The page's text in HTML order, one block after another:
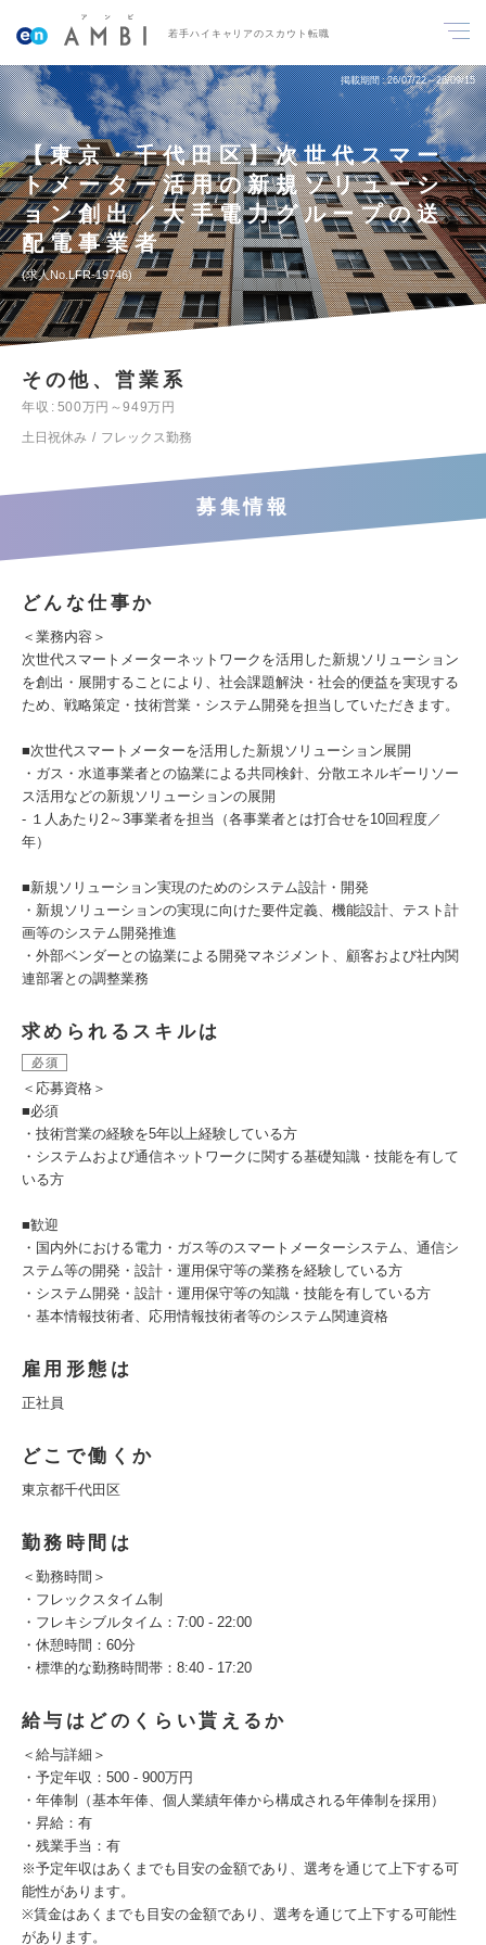
若手ハイキャリアのスカウト転職
掲載期間 26/07/22～26/09/15
【東京・千代田区】次世代スマー
トメーター活用の新規ソリューシ
ョン創出／大手電力グループの送
配電事業者
求人No.LFR-19746
その他、営業系
年収
500万円～949万円
土日祝休み
フレックス勤務
募集情報
どんな仕事か
＜業務内容＞
次世代スマートメーターネットワークを活用した新規ソリューション
を創出・展開することにより、社会課題解決・社会的便益を実現する
ため、戦略策定・技術営業・システム開発を担当していただきます。
■次世代スマートメーターを活用した新規ソリューション展開
・ガス・水道事業者との協業による共同検針、分散エネルギーリソー
ス活用などの新規ソリューションの展開
- １人あたり2～3事業者を担当（各事業者とは打合せを10回程度／
年）
■新規ソリューション実現のためのシステム設計・開発
・新規ソリューションの実現に向けた要件定義、機能設計、テスト計
画等のシステム開発推進
・外部ベンダーとの協業による開発マネジメント、顧客および社内関
連部署との調整業務
求められるスキルは
必須
＜応募資格＞
■必須
・技術営業の経験を5年以上経験している方
・システムおよび通信ネットワークに関する基礎知識・技能を有して
いる方
■歓迎
・国内外における電力・ガス等のスマートメーターシステム、通信シ
ステム等の開発・設計・運用保守等の業務を経験している方
・システム開発・設計・運用保守等の知識・技能を有している方
・基本情報技術者、応用情報技術者等のシステム関連資格
雇用形態は
正社員
どこで働くか
東京都千代田区
勤務時間は
＜勤務時間＞
・フレックスタイム制
・フレキシブルタイム：7:00 - 22:00
・休憩時間：60分
・標準的な勤務時間帯：8:40 - 17:20
給与はどのくらい貰えるか
＜給与詳細＞
・予定年収：500 - 900万円
・年俸制（基本年俸、個人業績年俸から構成される年俸制を採用）
・昇給：有
・残業手当：有
※予定年収はあくまでも目安の金額であり、選考を通じて上下する可
能性があります。
※賃金はあくまでも目安の金額であり、選考を通じて上下する可能性
があります。